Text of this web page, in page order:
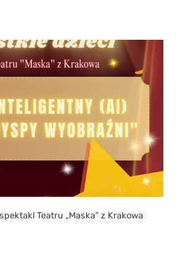
Teatru „Maska” z Krakowa